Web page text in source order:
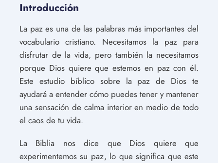
Introducción
La paz es una de las palabras más importantes del
vocabulario cristiano. Necesitamos la paz para
disfrutar de la vida, pero también la necesitamos
porque Dios quiere que estemos en paz con él.
Este estudio bíblico sobre la paz de Dios te
ayudará a entender cómo puedes tener y mantener
una sensación de calma interior en medio de todo
el caos de tu vida.
La Biblia nos dice que Dios quiere que
experimentemos su paz, lo que significa que este